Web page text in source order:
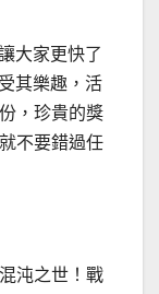
大家更快了
其樂趣，活
，珍貴的獎
不要錯過任
沌之世！戰